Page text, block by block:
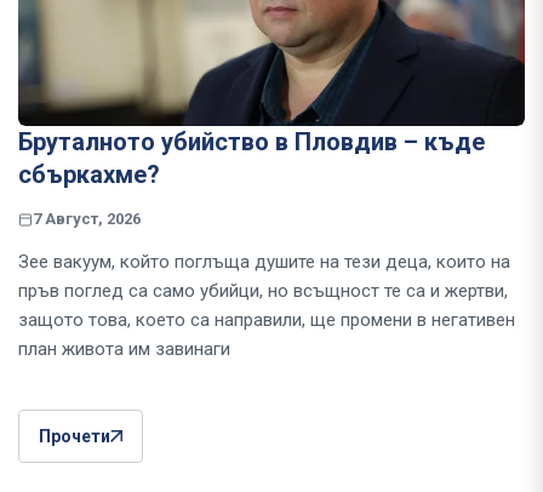
Бруталното убийство в Пловдив – къде
сбъркахме?
7 Август, 2026
Зее вакуум, който поглъща душите на тези деца, които на
пръв поглед са само убийци, но всъщност те са и жертви,
защото това, което са направили, ще промени в негативен
план живота им завинаги
Прочети